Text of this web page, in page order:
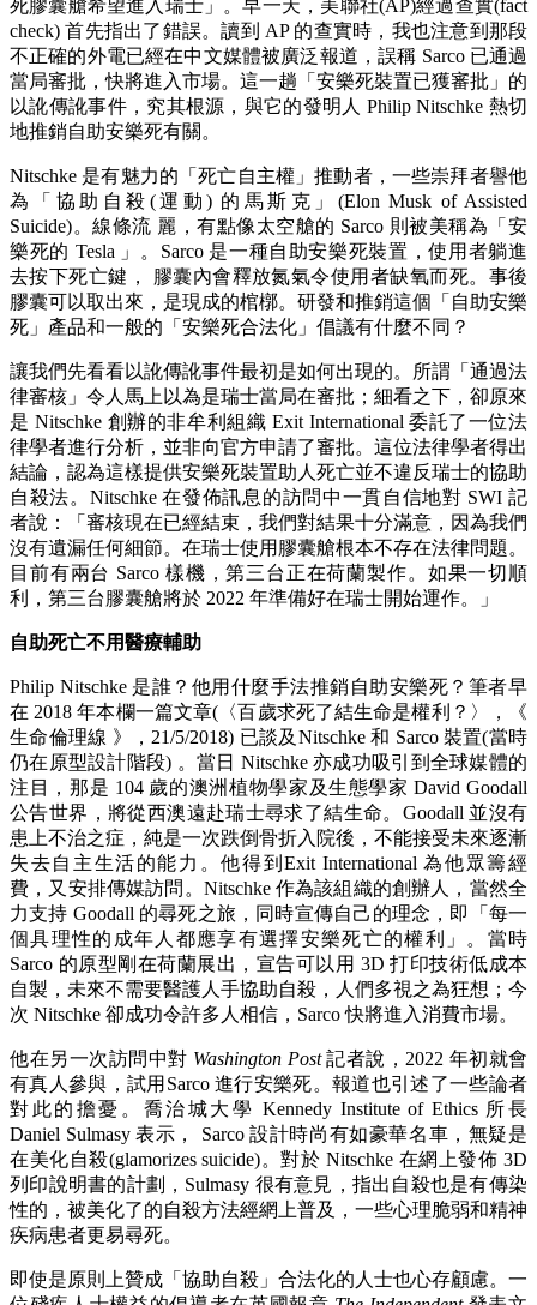
死膠囊艙希望進入瑞士」。早一天，美聯社(AP)經過查實(fact
check) 首先指出了錯誤。讀到 AP 的查實時，我也注意到那段
不正確的外電已經在中文媒體被廣泛報道，誤稱 Sarco 已通過
當局審批，快將進入市場。這一趟「安樂死裝置已獲審批」的
以訛傳訛事件，究其根源，與它的發明人 Philip Nitschke 熱切
地推銷自助安樂死有關。
Nitschke 是有魅力的「死亡自主權」推動者，一些崇拜者譽他
為「協助自殺(運動) 的馬斯克」(Elon Musk of Assisted
Suicide)。線條流 麗，有點像太空艙的 Sarco 則被美稱為「安
樂死的 Tesla 」。Sarco 是一種自助安樂死裝置，使用者躺進
去按下死亡鍵， 膠囊內會釋放氮氣令使用者缺氧而死。事後
膠囊可以取出來，是現成的棺槨。研發和推銷這個「自助安樂
死」產品和一般的「安樂死合法化」倡議有什麼不同？
讓我們先看看以訛傳訛事件最初是如何出現的。所謂「通過法
律審核」令人馬上以為是瑞士當局在審批；細看之下，卻原來
是 Nitschke 創辦的非牟利組織 Exit International 委託了一位法
律學者進行分析，並非向官方申請了審批。這位法律學者得出
結論，認為這樣提供安樂死裝置助人死亡並不違反瑞士的協助
自殺法。Nitschke 在發佈訊息的訪問中一貫自信地對 SWI 記
者說：「審核現在已經結束，我們對結果十分滿意，因為我們
沒有遺漏任何細節。在瑞士使用膠囊艙根本不存在法律問題。
目前有兩台 Sarco 樣機，第三台正在荷蘭製作。如果一切順
利，第三台膠囊艙將於 2022 年準備好在瑞士開始運作。」
自助死亡不用醫療輔助
Philip Nitschke 是誰？他用什麼手法推銷自助安樂死？筆者早
在 2018 年本欄一篇文章(〈百歲求死了結生命是權利？〉，《
生命倫理線 》，21/5/2018) 已談及Nitschke 和 Sarco 裝置(當時
仍在原型設計階段) 。當日 Nitschke 亦成功吸引到全球媒體的
注目，那是 104 歲的澳洲植物學家及生態學家 David Goodall
公告世界，將從西澳遠赴瑞士尋求了結生命。Goodall 並沒有
患上不治之症，純是一次跌倒骨折入院後，不能接受未來逐漸
失去自主生活的能力。他得到Exit International 為他眾籌經
費，又安排傳媒訪問。Nitschke 作為該組織的創辦人，當然全
力支持 Goodall 的尋死之旅，同時宣傳自己的理念，即「每一
個具理性的成年人都應享有選擇安樂死亡的權利」。當時
Sarco 的原型剛在荷蘭展出，宣告可以用 3D 打印技術低成本
自製，未來不需要醫護人手協助自殺，人們多視之為狂想；今
次 Nitschke 卻成功令許多人相信，Sarco 快將進入消費市場。
他在另一次訪問中對 Washington Post記者說，2022 年初就會
有真人參與，試用Sarco 進行安樂死。報道也引述了一些論者
對此的擔憂。喬治城大學 Kennedy Institute of Ethics 所長
Daniel Sulmasy 表示， Sarco 設計時尚有如豪華名車，無疑是
在美化自殺(glamorizes suicide)。對於 Nitschke 在網上發佈 3D
列印說明書的計劃，Sulmasy 很有意見，指出自殺也是有傳染
性的，被美化了的自殺方法經網上普及，一些心理脆弱和精神
疾病患者更易尋死。
即使是原則上贊成「協助自殺」合法化的人士也心存顧慮。一